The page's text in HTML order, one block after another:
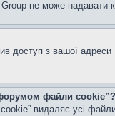
не може надавати
доступ з вашої адреси
файли cookie”?
видаляє усі